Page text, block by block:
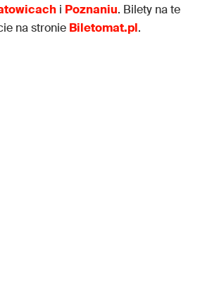
i Poznaniu. Bilety na te
na stronie Biletomat.pl.